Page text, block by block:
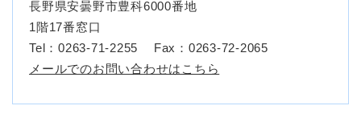
長野県安曇野市豊科6000番地
1階17番窓口
Tel：0263-71-2255
Fax：0263-72-2065
メールでのお問い合わせはこちら